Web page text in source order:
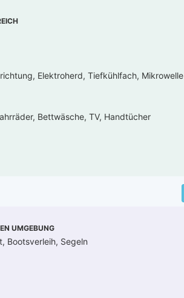
Elektroherd, Tiefkühlfach, Mikrowelle
Bettwäsche, TV, Handtücher
UMGEBUNG
Bootsverleih, Segeln